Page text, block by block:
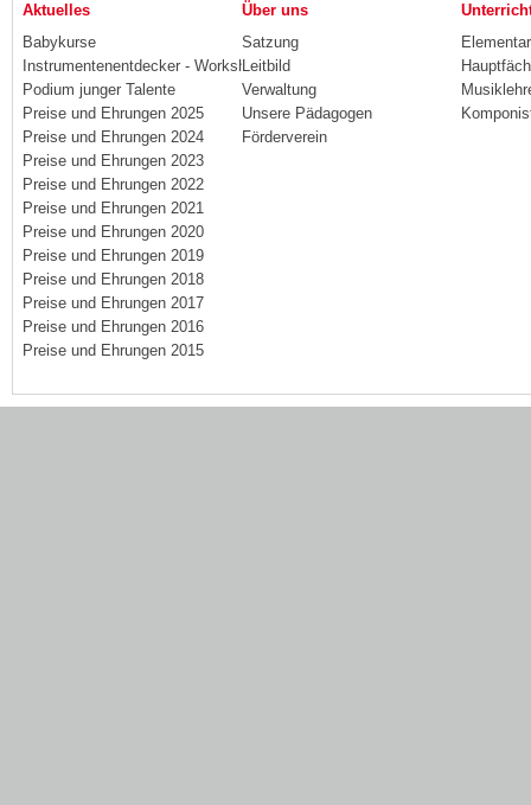
Aktuelles
Babykurse
Instrumentenentdecker - Workshops
Podium junger Talente
Preise und Ehrungen 2025
Preise und Ehrungen 2024
Preise und Ehrungen 2023
Preise und Ehrungen 2022
Preise und Ehrungen 2021
Preise und Ehrungen 2020
Preise und Ehrungen 2019
Preise und Ehrungen 2018
Preise und Ehrungen 2017
Preise und Ehrungen 2016
Preise und Ehrungen 2015
Über uns
Satzung
Leitbild
Verwaltung
Unsere Pädagogen
Förderverein